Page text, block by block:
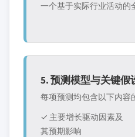
一个基于实际行业活动的
5. 预测模型与关键假
每项预测均包含以下内容
✓ 主要增长驱动因素及
其预期影响